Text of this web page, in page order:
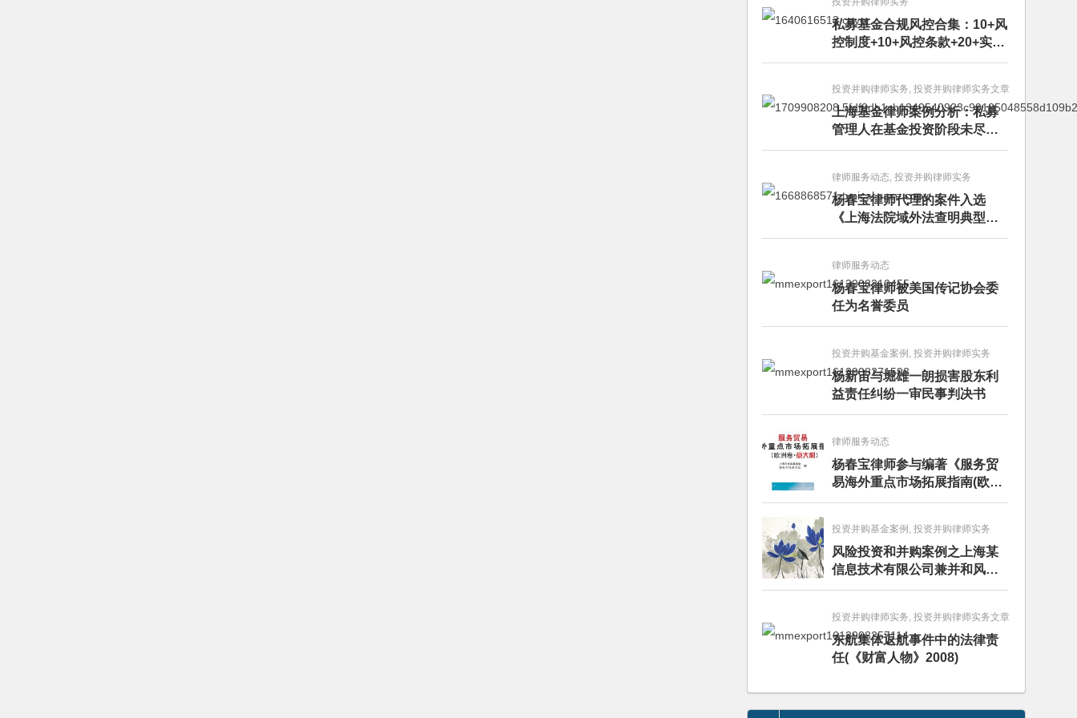
私募基金合规风控合集：10+风
控制度+10+风控条款+20+实务
文章+每月动态
投资并购律师实务, 投资并购律师实务文章
上海基金律师案例分析：私募
管理人在基金投资阶段未尽勤
勉义务的赔偿责任
律师服务动态, 投资并购律师实务
杨春宝律师代理的案件入选
《上海法院域外法查明典型案
例》
律师服务动态
杨春宝律师被美国传记协会委
任为名誉委员
投资并购基金案例, 投资并购律师实务
杨新宙与堀雄一朗损害股东利
益责任纠纷一审民事判决书
律师服务动态
杨春宝律师参与编著《服务贸
易海外重点市场拓展指南(欧洲
卷·意大利)》
投资并购基金案例, 投资并购律师实务
风险投资和并购案例之上海某
信息技术有限公司兼并和风险
投资服务
投资并购律师实务, 投资并购律师实务文章
东航集体返航事件中的法律责
任(《财富人物》2008)